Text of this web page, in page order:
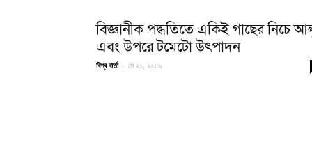
বিজ্ঞানীক পদ্ধতিতে একিই গাছের নিচে
এবং উপরে টমেটো উৎপাদন
বিশ্ব বার্তা - মে ২১, ২০১৯